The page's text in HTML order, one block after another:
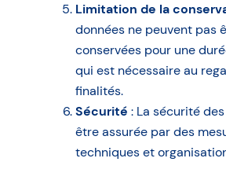
Limitation de la
données ne peuvent pas
conservées pour une
qui est nécessaire au
finalités.
Sécurité : La sécurité
être assurée par des
techniques et